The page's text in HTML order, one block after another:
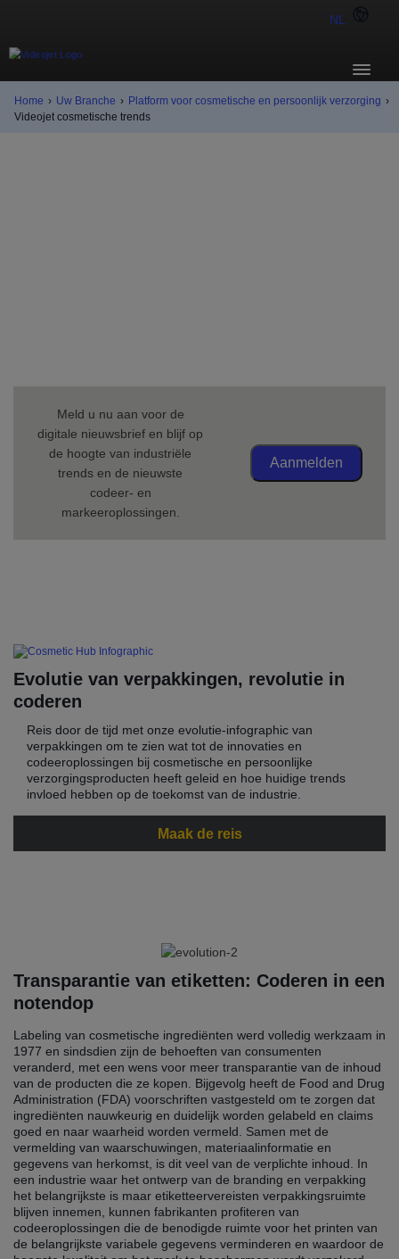
NL
Home › Uw Branche › Platform voor cosmetische en persoonlijk verzorging ›
Videojet cosmetische trends
Meld u nu aan voor de
digitale nieuwsbrief en blijf op
de hoogte van industriële
trends en de nieuwste
codeer- en
markeeroplossingen.
Aanmelden
Evolutie van verpakkingen, revolutie in
coderen
Reis door de tijd met onze evolutie-infographic van
verpakkingen om te zien wat tot de innovaties en
codeeroplossingen bij cosmetische en persoonlijke
verzorgingsproducten heeft geleid en hoe huidige trends
invloed hebben op de toekomst van de industrie.
Maak de reis
Transparantie van etiketten: Coderen in een
notendop
Labeling van cosmetische ingrediënten werd volledig werkzaam in
1977 en sindsdien zijn de behoeften van consumenten
veranderd, met een wens voor meer transparantie van de inhoud
van de producten die ze kopen. Bijgevolg heeft de Food and Drug
Administration (FDA) voorschriften vastgesteld om te zorgen dat
ingrediënten nauwkeurig en duidelijk worden gelabeld en claims
goed en naar waarheid worden vermeld. Samen met de
vermelding van waarschuwingen, materiaalinformatie en
gegevens van herkomst, is dit veel van de verplichte inhoud. In
een industrie waar het ontwerp van de branding en verpakking
het belangrijkste is maar etiketteervereisten verpakkingsruimte
blijven innemen, kunnen fabrikanten profiteren van
codeeroplossingen die de benodigde ruimte voor het printen van
de belangrijkste variabele gegevens verminderen en waardoor de